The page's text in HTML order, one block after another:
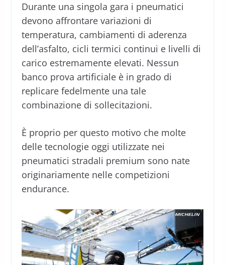
Durante una singola gara i pneumatici
devono affrontare variazioni di
temperatura, cambiamenti di aderenza
dell’asfalto, cicli termici continui e livelli di
carico estremamente elevati. Nessun
banco prova artificiale è in grado di
replicare fedelmente una tale
combinazione di sollecitazioni.
È proprio per questo motivo che molte
delle tecnologie oggi utilizzate nei
pneumatici stradali premium sono nate
originariamente nelle competizioni
endurance.